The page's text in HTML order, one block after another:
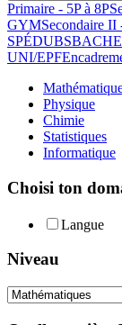
Primaire - 5P à 8P
GYMSecondaire
SPÉDUBS
UNI/EPF
Physique
Chimie
Statistiques
Informatique
Choisi ton
Langue
Niveau